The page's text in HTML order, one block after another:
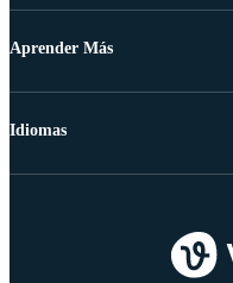
Aprender Más
Idiomas